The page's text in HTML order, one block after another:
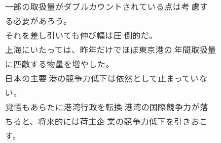
一部の取扱量がダブルカウントされている点は考 慮す
る必要があろう。
それを差し引いても伸び幅は圧 倒的だ。
上海にいたっては、昨年だけでほぼ東京港の 年間取扱量
に匹敵する物量を増やした。
日本の主要 港の競争力低下は依然として止まっていな
い。
覚悟もあらたに港湾行政を転換 港湾の国際競争力が落
ちると、将来的には荷主企 業の競争力低下を引きおこ
す。